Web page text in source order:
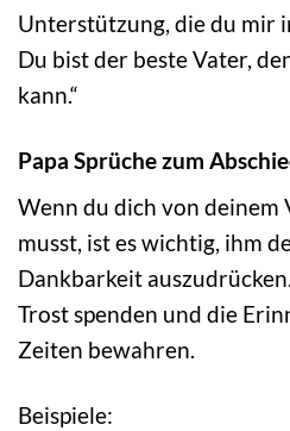
Unterstützung, die du mir
Du bist der beste Vater,
kann.“
Papa Sprüche zum
Wenn du dich von deinem
musst, ist es wichtig, ihm
Dankbarkeit
Trost spenden und die
Zeiten bewahren.
Beispiele: